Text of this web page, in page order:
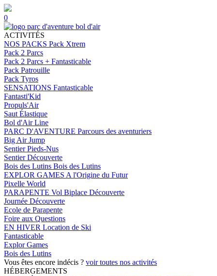
0
ACTIVITÉS
NOS PACKS Pack Xtrem
Pack 2 Parcs
Pack 2 Parcs + Fantasticable
Pack Patrouille
Pack Tyros
SENSATIONS Fantasticable
Fantasti'Kid
Propuls'Air
Saut Élastique
Bol d'Air Line
PARC D'AVENTURE Parcours des aventuriers
Big Air Jump
Sentier Pieds-Nus
Sentier Découverte
Bois des Lutins Bois des Lutins
EXPLOR GAMES A l'Origine du Futur
Pixelle World
PARAPENTE Vol Biplace Découverte
Journée Découverte
Ecole de Parapente
Foire aux Questions
EN HIVER Location de Ski
Fantasticable
Explor Games
Bois des Lutins
Vous êtes encore indécis ? voir toutes nos activités
HÉBERGEMENTS